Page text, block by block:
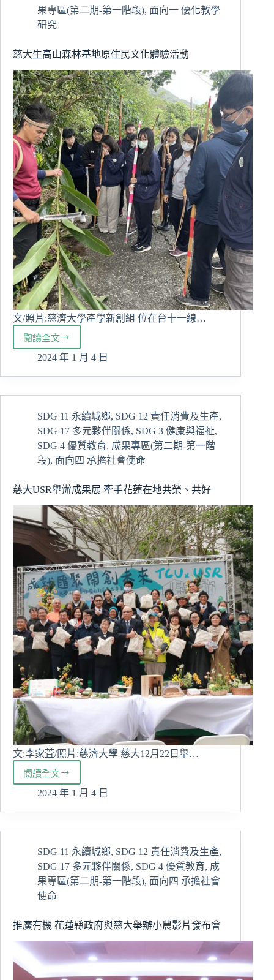
創
新
無
限
尋
找
生
機
源
頭
果專區(第二期-第一階段), 面向一 優化教學
研究
慈大生高山森林基地原住民文化體驗活動
文/照片:慈濟大學產學新創組 位在台十一線…
閱讀全文
慈
大
山
林
基
地
原
民
化
體
驗
活
動
2024 年 1 月 4 日
SDG 11 永續城鄉, SDG 12 責任消費及生產,
SDG 17 多元夥伴關係, SDG 3 健康與福祉,
SDG 4 優質教育, 成果專區(第二期-第一階
段), 面向四 承擔社會使命
慈大USR舉辦成果展 牽手花蓮在地共榮、共好
文:李家萓/照片:慈濟大學 慈大12月22日舉…
閱讀全文
慈
大
舉
辦
果
展
牽
手
蓮
在
地
共
2024 年 1 月 4 日
SDG 11 永續城鄉, SDG 12 責任消費及生產,
SDG 17 多元夥伴關係, SDG 4 優質教育, 成
果專區(第二期-第一階段), 面向四 承擔社會
使命
推廣有機 花蓮縣政府與慈大舉辦小農影片發布會